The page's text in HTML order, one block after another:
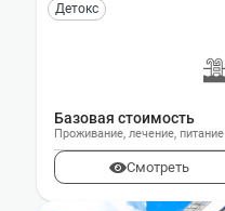
Детокс
Базовая стоимость
Проживание, лечение, питание
Смотреть